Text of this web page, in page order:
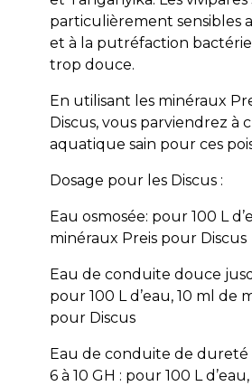
particulièrement sensibles
et à la putréfaction
trop douce.
En utilisant les minéraux
Discus, vous parviendrez à
aquatique sain pour ces
Dosage pour les Discus :
Eau osmosée: pour 100 L
minéraux Preis pour Discus
Eau de conduite douce
pour 100 L d’eau, 10 ml de
pour Discus
Eau de conduite de
6 à 10 GH : pour 100 L